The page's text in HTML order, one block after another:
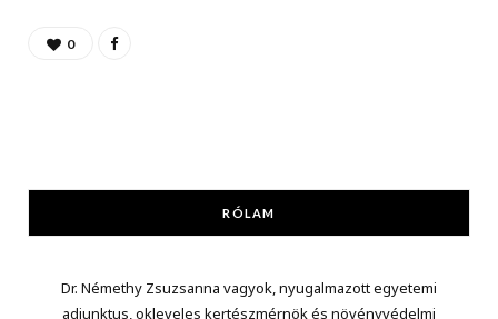
0
RÓLAM
Dr. Némethy Zsuzsanna vagyok, nyugalmazott egyetemi
adjunktus, okleveles kertészmérnök és növényvédelmi